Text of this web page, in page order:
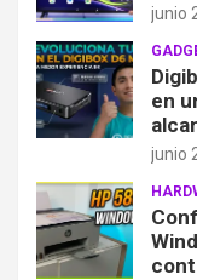
junio
en
junio